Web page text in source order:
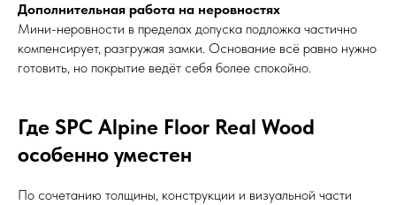
Дополнительная работа на неровностях
Мини-неровности в пределах допуска подложка частично
компенсирует, разгружая замки. Основание всё равно нужно
готовить, но покрытие ведёт себя более спокойно.
Где SPC Alpine Floor Real Wood
особенно уместен
По сочетанию толщины, конструкции и визуальной части